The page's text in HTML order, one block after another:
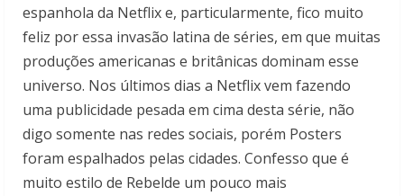
espanhola da Netflix e, particularmente, fico muito
feliz por essa invasão latina de séries, em que muitas
produções americanas e britânicas dominam esse
universo. Nos últimos dias a Netflix vem fazendo
uma publicidade pesada em cima desta série, não
digo somente nas redes sociais, porém Posters
foram espalhados pelas cidades. Confesso que é
muito estilo de Rebelde um pouco mais